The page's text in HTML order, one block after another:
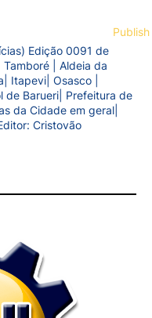
Edição 0091 de
| Aldeia da
Itapevi| Osasco |
de Barueri| Prefeitura de
da Cidade em geral|
Cristovão